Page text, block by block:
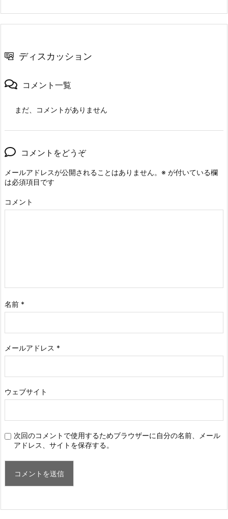
ディスカッション
コメント一覧
まだ、コメントがありません
コメントをどうぞ
メールアドレスが公開されることはありません。 ※ が付いている欄
は必須項目です
コメント
名前 *
メールアドレス *
ウェブサイト
次回のコメントで使用するためブラウザーに自分の名前、メール
アドレス、サイトを保存する。